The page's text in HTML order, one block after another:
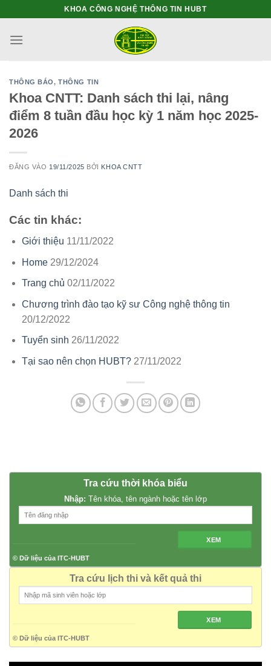
nội
KHOA CÔNG NGHỆ THÔNG TIN HUBT
THÔNG BÁO,THÔNG TIN
Khoa CNTT: Danh sách thi lại, nâng
điểm 8 tuần đầu học kỳ 1 năm học 2025-
2026
ĐĂNG VÀO 19/11/2025 BỞI KHOA CNTT
Danh sách thi
Các tin khác:
Giới thiệu 11/11/2022
Home29/12/2024
Trang chủ 02/11/2022
Chương trình đào tạo kỹ sư Công nghệ thông tin
20/12/2022
Tuyển sinh 26/11/2022
Tại sao nên chọn HUBT?27/11/2022
Tra cứu thời khóa biểu
Nhập: Tên khóa, tên ngành hoặc tên lớp
XEM
© Dữ liệu của ITC-HUBT
Tra cứu lịch thi và kết quả thi
XEM
© Dữ liệu của ITC-HUBT